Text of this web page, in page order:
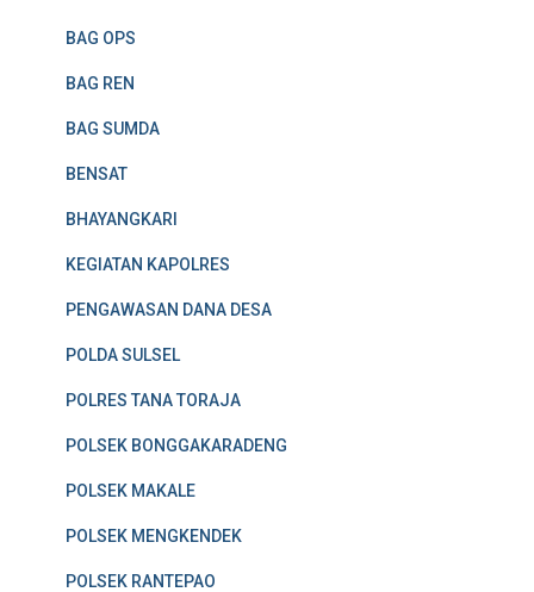
BAG OPS
BAG REN
BAG SUMDA
BENSAT
BHAYANGKARI
KEGIATAN KAPOLRES
PENGAWASAN DANA DESA
POLDA SULSEL
POLRES TANA TORAJA
POLSEK BONGGAKARADENG
POLSEK MAKALE
POLSEK MENGKENDEK
POLSEK RANTEPAO